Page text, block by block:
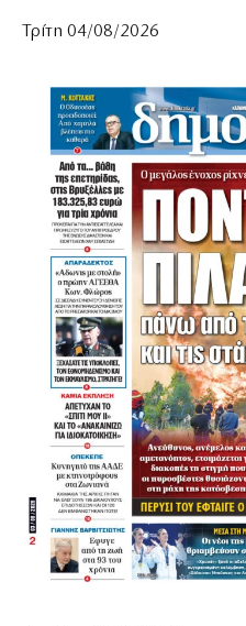
Τρίτη 04/08/2026